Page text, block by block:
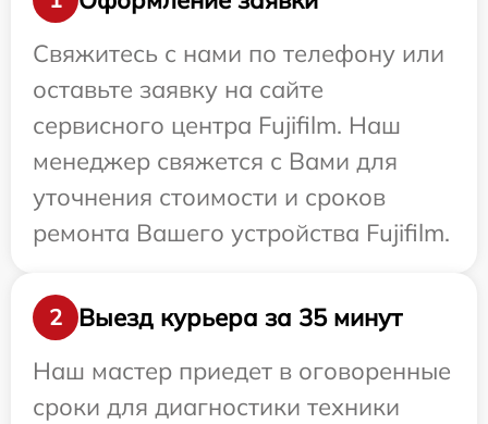
Свяжитесь с нами по телефону или
оставьте заявку на сайте
сервисного центра Fujifilm. Наш
менеджер свяжется с Вами для
уточнения стоимости и сроков
ремонта Вашего устройства Fujifilm.
2
Выезд курьера за 35 минут
Наш мастер приедет в оговоренные
сроки для диагностики техники